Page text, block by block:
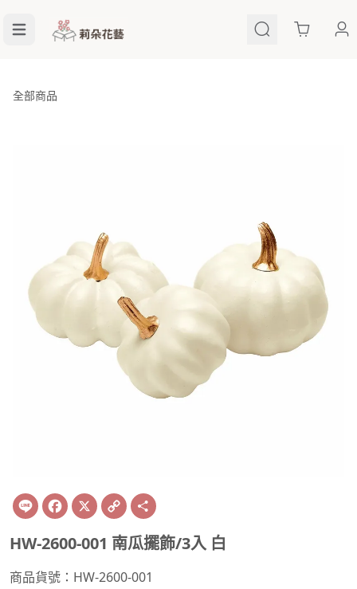
Cart
全部商品
Line Facebook
X Copy
Link
HW-2600-001 南瓜擺飾/3入 白
商品貨號：HW-2600-001